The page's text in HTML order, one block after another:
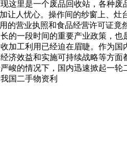
这里是一个废品回收站，各种
让人忧心。操作间的纱窗上、
的营业执照和食品经营许可证
的一段时间的重要产业政策，
加工利用已经迫在眉睫。作为
济效益和实施可持续战略等方
峻的情况下，国内迅速掀起一
国二手物资利